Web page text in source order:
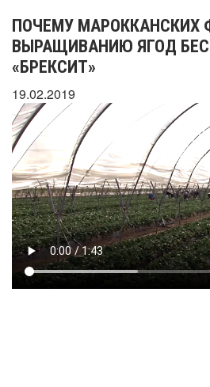
ПОЧЕМУ МАРОККАНСКИХ
ВЫРАЩИВАНИЮ ЯГОД
«БРЕКСИТ»
19.02.2019